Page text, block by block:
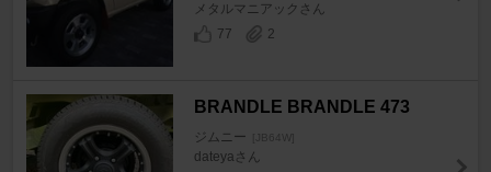
メタルマニアックさん
77
2
BRANDLE BRANDLE 473
ジムニー [JB64W]
dateyaさん